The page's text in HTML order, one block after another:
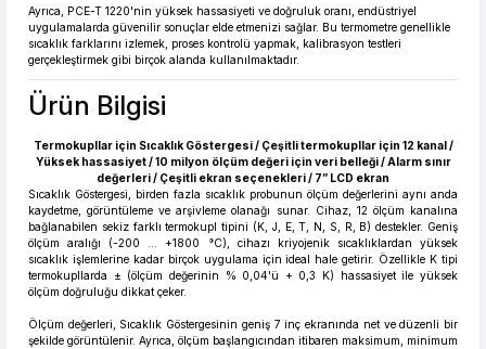
Ayrıca, PCE-T 1220'nin yüksek hassasiyeti ve doğruluk oranı, endüstriyel
uygulamalarda güvenilir sonuçlar elde etmenizi sağlar. Bu termometre genellikle
sıcaklık farklarını izlemek, proses kontrolü yapmak, kalibrasyon testleri
gerçekleştirmek gibi birçok alanda kullanılmaktadır.
Ürün Bilgisi
Termokupllar için Sıcaklık Göstergesi / Çeşitli termokupllar için 12 kanal /
Yüksek hassasiyet / 10 milyon ölçüm değeri için veri belleği / Alarm sınır
değerleri / Çeşitli ekran seçenekleri / 7” LCD ekran
Sıcaklık Göstergesi, birden fazla sıcaklık probunun ölçüm değerlerini aynı anda
kaydetme, görüntüleme ve arşivleme olanağı sunar. Cihaz, 12 ölçüm kanalına
bağlanabilen sekiz farklı termokupl tipini (K, J, E, T, N, S, R, B) destekler. Geniş
ölçüm aralığı (-200 ... +1800 °C), cihazı kriyojenik sıcaklıklardan yüksek
sıcaklık işlemlerine kadar birçok uygulama için ideal hale getirir. Özellikle K tipi
termokupllarda ± (ölçüm değerinin % 0,04'ü + 0,3 K) hassasiyet ile yüksek
ölçüm doğruluğu dikkat çeker.
Ölçüm değerleri, Sıcaklık Göstergesinin geniş 7 inç ekranında net ve düzenli bir
şekilde görüntülenir. Ayrıca, ölçüm başlangıcından itibaren maksimum, minimum